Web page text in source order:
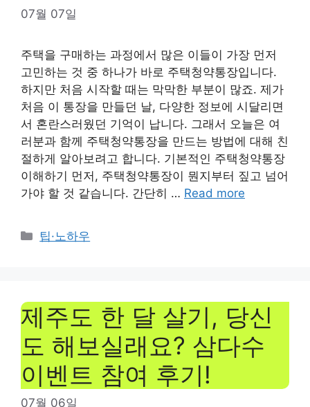
07월 07일
주택을 구매하는 과정에서 많은 이들이 가장 먼저
고민하는 것 중 하나가 바로 주택청약통장입니다.
하지만 처음 시작할 때는 막막한 부분이 많죠. 제가
처음 이 통장을 만들던 날, 다양한 정보에 시달리면
서 혼란스러웠던 기억이 납니다. 그래서 오늘은 여
러분과 함께 주택청약통장을 만드는 방법에 대해 친
절하게 알아보려고 합니다. 기본적인 주택청약통장
이해하기 먼저, 주택청약통장이 뭔지부터 짚고 넘어
가야 할 것 같습니다. 간단히 … Read more
Categories
팁·노하우
제주도 한 달 살기, 당신
도 해보실래요? 삼다수
이벤트 참여 후기!
07월 06일